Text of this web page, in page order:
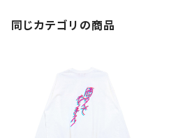
同じカテゴリの商品